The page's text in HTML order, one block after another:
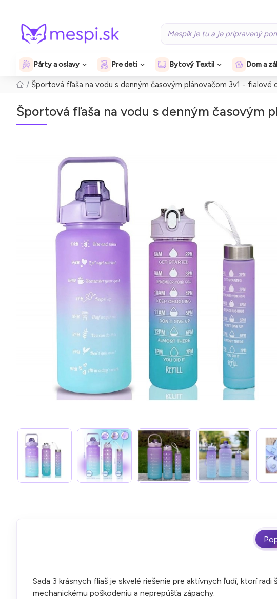
Párty a oslavy Pre deti Bytový Textil Dom a
Športová fľaša na vodu s denným časovým plánovačom 3v1 - fialové
Športová fľaša na vodu s denným časovým
Sada 3 krásnych fliaš je skvelé riešenie pre aktívnych ľudí, ktorí radi
mechanickému poškodeniu a neprepúšťa zápachy.